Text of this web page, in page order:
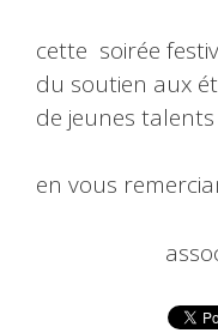
cette soirée
du soutien aux
de jeunes
en vous